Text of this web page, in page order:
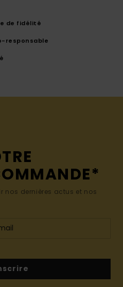
de fidélité
responsable
nos dernières actus et nos